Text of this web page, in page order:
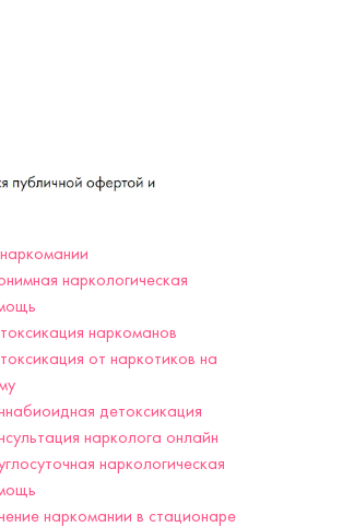
наркологическая
наркоманов
от наркотиков на
детоксикация
нарколога онлайн
наркологическая
наркомании в стационаре